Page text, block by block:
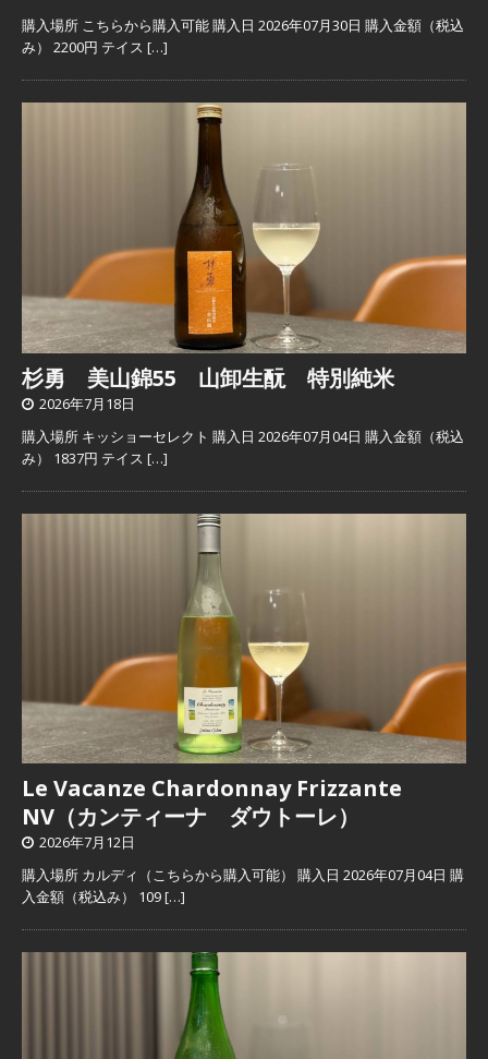
購入場所 こちらから購入可能 購入日 2026年07月30日 購入金額（税込
み） 2200円 テイス […]
杉勇 美山錦55 山卸生酛 特別純米
2026年7月18日
購入場所 キッショーセレクト 購入日 2026年07月04日 購入金額（税込
み） 1837円 テイス […]
Le Vacanze Chardonnay Frizzante
NV（カンティーナ ダウトーレ）
2026年7月12日
購入場所 カルディ（こちらから購入可能） 購入日 2026年07月04日 購
入金額（税込み） 109[…]